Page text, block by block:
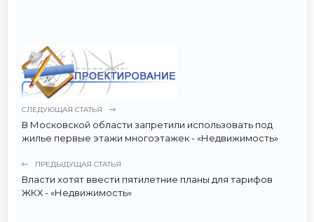
СЛЕДУЮЩАЯ СТАТЬЯ
В Московской области запретили использовать под
жилье первые этажи многоэтажек - «Недвижимость»
ПРЕДЫДУЩАЯ СТАТЬЯ
Власти хотят ввести пятилетние планы для тарифов
ЖКХ - «Недвижимость»